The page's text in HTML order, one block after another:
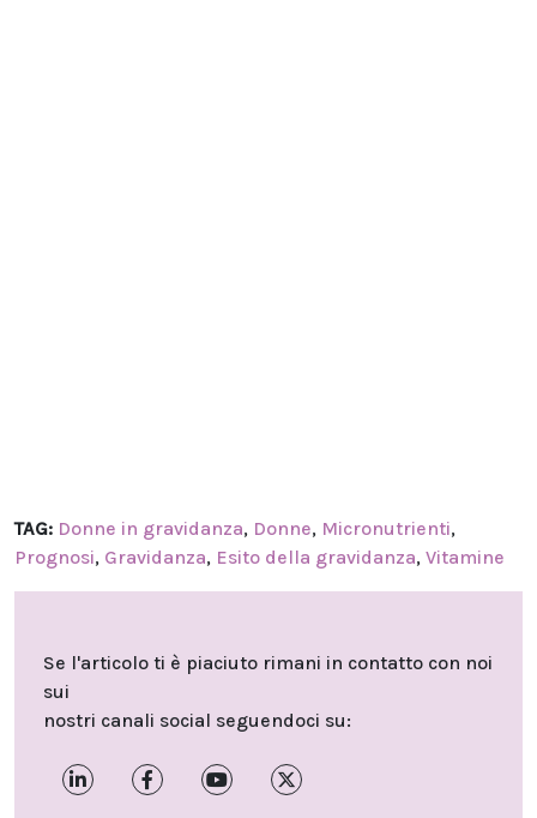
TAG: Donne in gravidanza, Donne, Micronutrienti,
Prognosi, Gravidanza, Esito della gravidanza, Vitamine
Se l'articolo ti è piaciuto rimani in contatto con noi
sui
nostri canali social seguendoci su: